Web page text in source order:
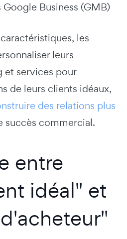
Business (GMB)
les
leurs
et services pour
de leurs clients idéaux,
des relations plus
succès commercial.
entre
idéal" et